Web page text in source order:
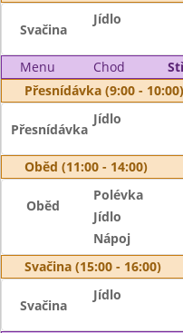
Svačina
Jídlo
Menu Chod
Přesnídávka (9:00 - 10:00)
Přesnídávka
Jídlo
Oběd (11:00 - 14:00)
Oběd
Polévka
Jídlo
Nápoj
Svačina (15:00 - 16:00)
Svačina
Jídlo